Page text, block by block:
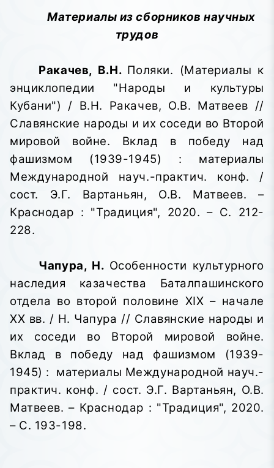
Материалы из сборников научных
трудов
Ракачев, В.Н. Поляки. (Материалы к
энциклопедии "Народы и культуры
Кубани") / В.Н. Ракачев, О.В. Матвеев //
Славянские народы и их соседи во Второй
мировой войне. Вклад в победу над
фашизмом (1939-1945) : материалы
Международной науч.-практич. конф. /
сост. Э.Г. Вартаньян, О.В. Матвеев. –
Краснодар : "Традиция", 2020. – С. 212-
228.
Чапура, Н. Особенности культурного
наследия казачества Баталпашинского
отдела во второй половине XIX – начале
XX вв. / Н. Чапура // Славянские народы и
их соседи во Второй мировой войне.
Вклад в победу над фашизмом (1939-
1945) :
материалы Международной науч.-
практич. конф. / сост. Э.Г. Вартаньян, О.В.
Матвеев. – Краснодар : "Традиция", 2020.
– С. 193-198.